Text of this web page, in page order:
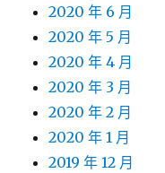
2020 年 6 月
2020 年 5 月
2020 年 4 月
2020 年 3 月
2020 年 2 月
2020 年 1 月
2019 年 12 月